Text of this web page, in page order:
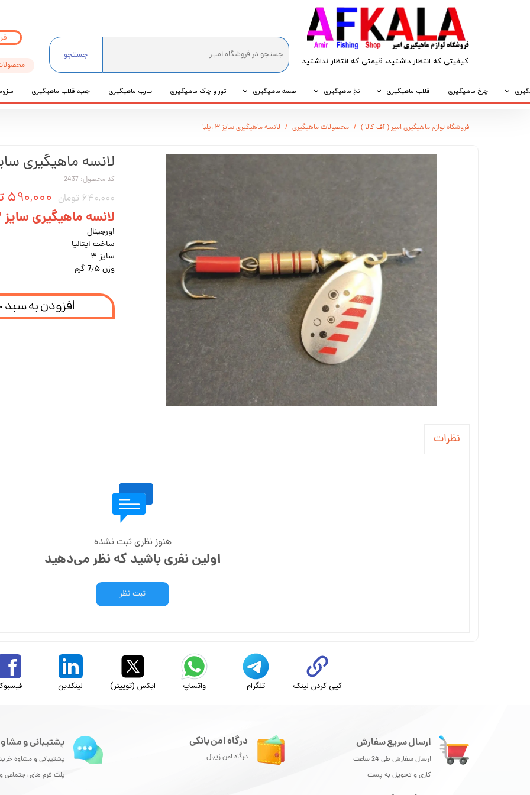
کیفیتی که انتظار داشتید، قیمتی که انتظار نداشتید​​​​​​​
جستجو
چرخ ماهیگیری قلاب ماهیگیری نخ ماهیگیری طعمه ماهیگیری تور و چاک ماهیگیری سرب ماهیگیری جعبه قلاب ماهیگیری
فروشگاه لوازم ماهیگیری امیر ( آف کالا ) محصولات ماهیگیری لانسه ماهیگیری سایز ۳ ایلبا
لانسه ماهیگیری سایز ۳
کد محصول: 2437
۶۴۰,۰۰۰ تومان ۵۹۰,۰۰۰ تومان
لانسه ماهیگیری سایز ۳ ایلبا
اورجینال
ساخت ایتالیا
سایز ۳
وزن 7٫۵ گرم
افزودن به
نظرات
هنوز نظری ثبت نشده
اولین نفری باشید که نظر می‌دهید
ثبت نظر
کپی کردن لینک تلگرام واتساپ ایکس (توییتر) لینکدین
ارسال سریع سفارش
ارسال سفارش طی 24 ساعت
کاری و تحویل به پست
درگاه امن بانکی
درگاه امن زیبال
پشتیبانی و
پشتیبانی و مشاوه
پلت فرم های